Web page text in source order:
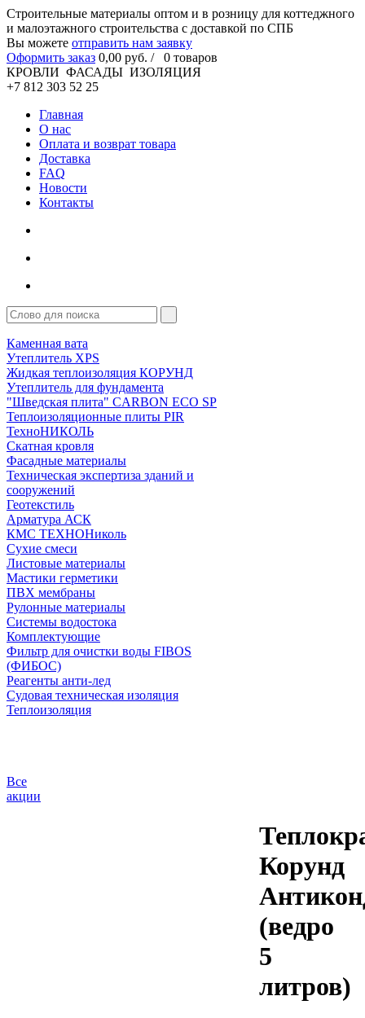
Cтроительные материалы оптом и в розницу для коттеджного
и малоэтажного строительства с доставкой по СПБ
Вы можете отправить нам заявку
Оформить заказ 0,00 руб. / 0 товаров
КРОВЛИ ФАСАДЫ ИЗОЛЯЦИЯ
+7 812 303 52 25
Главная
О нас
Оплата и возврат товара
Доставка
FAQ
Новости
Контакты
Каменная вата
Утеплитель XPS
Жидкая теплоизоляция КОРУНД
Утеплитель для фундамента
"Шведская плита" CARBON ECO SP
Теплоизоляционные плиты PIR
ТехноНИКОЛЬ
Скатная кровля
Фасадные материалы
Техническая экспертиза зданий и
сооружений
Геотекстиль
Арматура АСК
КМС ТЕХНОНиколь
Сухие смеси
Листовые материалы
Мастики герметики
ПВХ мембраны
Рулонные материалы
Системы водостока
Комплектующие
Фильтр для очистки воды FIBOS
(ФИБОС)
Реагенты анти-лед
Судовая техническая изоляция
Теплоизоляция
Все
акции
Корунд
(ведро
5
литров)